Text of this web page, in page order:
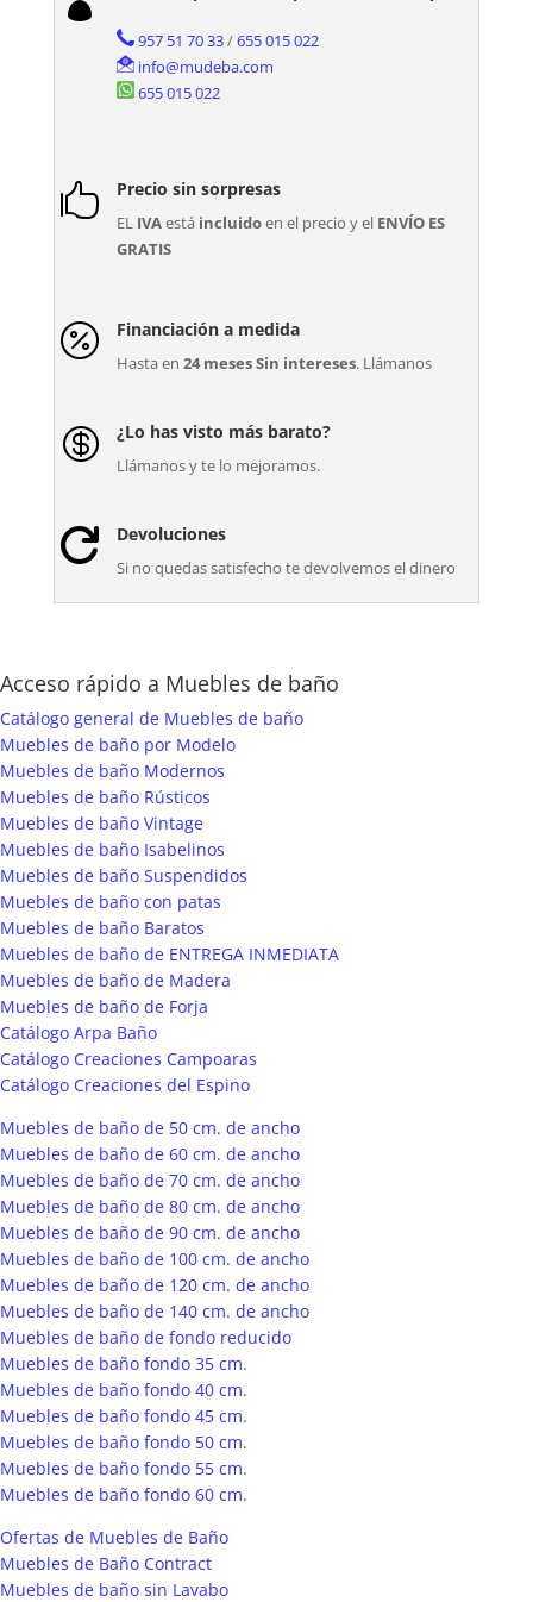
957 51 70 33/655 015 022
info@mudeba.com
655 015 022
 Precio sin sorpresas
EL IVAestá incluidoen el precio y el ENVÍO ES
GRATIS
 Financiación a medida
Hasta en 24 meses Sin intereses. Llámanos
 ¿Lo has visto más barato?
Llámanos y te lo mejoramos.
 Devoluciones
Si no quedas satisfecho te devolvemos el dinero
Acceso rápido a Muebles de baño
Catálogo general de Muebles de baño
Muebles de baño por Modelo
Muebles de baño Modernos
Muebles de baño Rústicos
Muebles de baño Vintage
Muebles de baño Isabelinos
Muebles de baño Suspendidos
Muebles de baño con patas
Muebles de baño Baratos
Muebles de baño de ENTREGA INMEDIATA
Muebles de baño de Madera
Muebles de baño de Forja
Catálogo Arpa Baño
Catálogo Creaciones Campoaras
Catálogo Creaciones del Espino
Muebles de baño de 50 cm. de ancho
Muebles de baño de 60 cm. de ancho
Muebles de baño de 70 cm. de ancho
Muebles de baño de 80 cm. de ancho
Muebles de baño de 90 cm. de ancho
Muebles de baño de 100 cm. de ancho
Muebles de baño de 120 cm. de ancho
Muebles de baño de 140 cm. de ancho
Muebles de baño de fondo reducido
Muebles de baño fondo 35 cm.
Muebles de baño fondo 40 cm.
Muebles de baño fondo 45 cm.
Muebles de baño fondo 50 cm.
Muebles de baño fondo 55 cm.
Muebles de baño fondo 60 cm.
Ofertas de Muebles de Baño
Muebles de Baño Contract
Muebles de baño sin Lavabo